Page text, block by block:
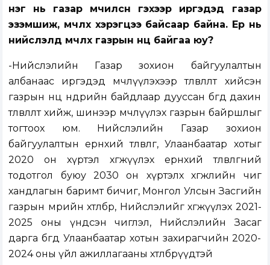
нэг нь газар өмчилсөн гэхээр иргэдэд газар
эзэмшиж, өмчлөх хэрэгцээ байсаар байна. Ер нь
нийслэлд өмчлөх газрын нөөц байгаа юу?
-Нийслэлийн Газар зохион байгуулалтын
албанаас иргэдэд өмчлүүлэхээр төлөвлөлт хийсэн
газрын нөөц өнөөдрийн байдлаар дууссан бөгөөд дахин
төлөвлөлт хийж, шинээр өмчлүүлэх газрын байршлыг
тогтоох юм. Нийслэлийн Газар зохион
байгуулалтын ерөнхий төлөвлөгөө, Улаанбаатар хотыг
2020 он хүртэл хөгжүүлэх ерөнхий төлөвлөгөөний
тодотгол буюу 2030 он хүртэлх хөгжлийн чиг
хандлагын баримт бичиг, Монгол Улсын Засгийн
газрын мөрийн хөтөлбөр, Нийслэлийг хөгжүүлэх 2021-
2025 оны үндсэн чиглэл, Нийслэлийн Засаг
дарга бөгөөд Улаанбаатар хотын захирагчийн 2020-
2024 оны үйл ажиллагааны хөтөлбөрүүдтэй